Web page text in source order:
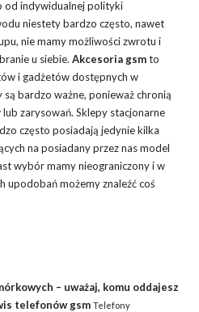
od indywidualnej polityki
niestety bardzo często, nawet
nie mamy możliwości zwrotu i
u siebie. Akcesoria gsmto
i gadżetów dostępnych w
bardzo ważne, ponieważ chronią
zarysowań. Sklepy stacjonarne
często posiadają jedynie kilka
na posiadany przez nas model
wybór mamy nieograniczony i w
upodobań możemy znaleźć coś
– uważaj, komu oddajesz
telefonów gsm Telefony